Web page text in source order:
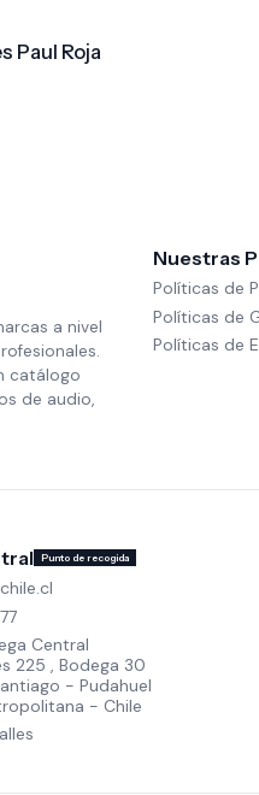
Paul Roja
a nivel
catálogo
de audio,
Nuestras
Políticas de
Políticas de
Políticas de
Punto de recogida
Central
225 , Bodega 30
- Pudahuel
- Chile